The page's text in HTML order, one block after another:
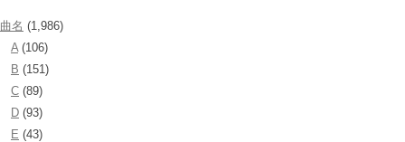
曲名 (1,986)
A(106)
B (151)
C (89)
D (93)
E (43)